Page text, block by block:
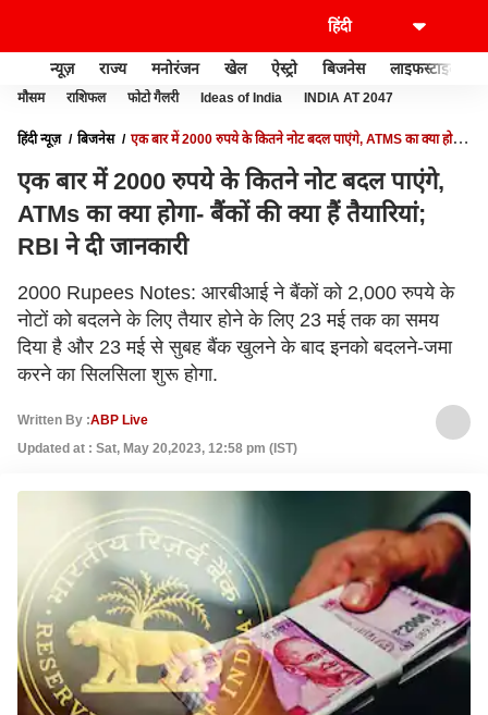
न्यूज़ राज्य मनोरंजन खेल ऐस्ट्रो बिजनेस लाइफस्टाइल
मौसम राशिफल फोटो गैलरी Ideas of India INDIA AT 2047
हिंदी न्यूज़ बिजनेस
एक बार में 2000 रुपये के कितने नोट बदल पाएंगे, ATMS का क्या होगा-
एक बार में 2000 रुपये के कितने नोट बदल पाएंगे,
ATMs का क्या होगा- बैंकों की क्या हैं तैयारियां;
RBI ने दी जानकारी
2000 Rupees Notes: आरबीआई ने बैंकों को 2,000 रुपये के
नोटों को बदलने के लिए तैयार होने के लिए 23 मई तक का समय
दिया है और 23 मई से सुबह बैंक खुलने के बाद इनको बदलने-जमा
करने का सिलसिला शुरू होगा.
Written By :ABP Live
Updated at : Sat, May 20,2023, 12:58 pm (IST)